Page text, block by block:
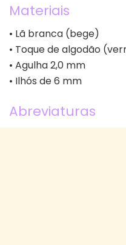
Materiais
• Lã branca (bege)
• Toque de algodão
• Agulha 2,0 mm
• Ilhós de 6 mm
Abreviaturas